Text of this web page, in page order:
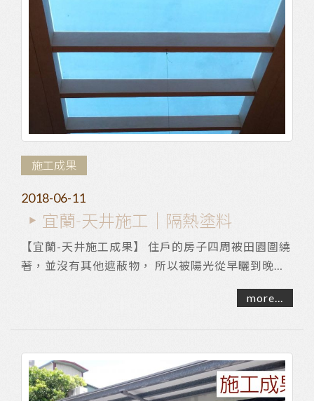
施工成果
2018-06-11
宜蘭-天井施工｜隔熱塗料
【宜蘭-天井施工成果】 住戶的房子四周被田園圍繞
著，並沒有其他遮蔽物， 所以被陽光從早曬到晚，
more...